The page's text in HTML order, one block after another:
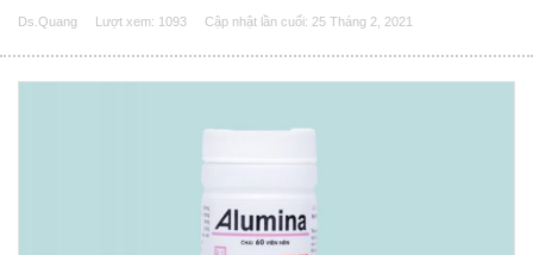
quả và khá an toàn trong các......
Ds.Quang Lượt xem: 1093 Cập nhật lần cuối: 25 Tháng 2, 2021